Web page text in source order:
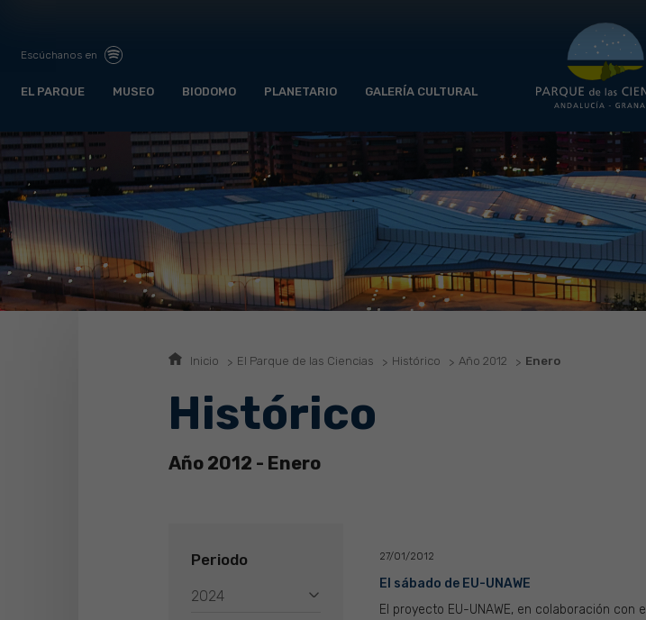
Escúchanos en
EL PARQUE MUSEO BIODOMO PLANETARIO GALERÍA CULTURAL
Inicio El Parque de las Ciencias Histórico Año 2012 Enero
Histórico
Año 2012 - Enero
Periodo
2024
27/01/2012
El sábado de EU-UNAWE
El proyecto EU-UNAWE, en colaboración con el